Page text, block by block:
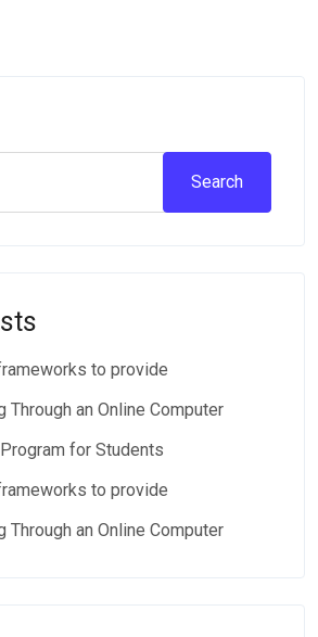
Search
to provide
Through an Online Computer
for Students
to provide
Through an Online Computer